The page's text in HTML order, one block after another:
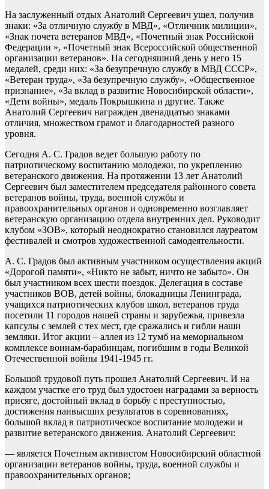
На заслуженный отдых Анатолий Сергеевич ушел, получив
знаки: «За отличную службу в МВД», «Отличник милиции»,
«Знак почета ветеранов МВД», «Почетный знак Российской
Федерации », «Почетный знак Всероссийской общественной
организации ветеранов». На сегодняшний день у него 15
медалей, среди них: «За безупречную службу в МВД СССР»,
«Ветеран труда», «За безупречную службу», «Общественное
признание», «За вклад в развитие Новосибирской области»,
«Дети войны», медаль Покрышкина и другие. Также
Анатолий Сергеевич награжден двенадцатью знаками
отличия, множеством грамот и благодарностей разного
уровня.
Сегодня А. С. Градов ведет большую работу по
патриотическому воспитанию молодежи, по укреплению
ветеранского движения. На протяжении 13 лет Анатолий
Сергеевич был заместителем председателя районного совета
ветеранов войны, труда, военной службы и
правоохранительных органов и одновременно возглавляет
ветеранскую организацию отдела внутренних дел. Руководит
клубом «ЗОВ», который неоднократно становился лауреатом
фестивалей и смотров художественной самодеятельности.
А. С. Градов был активным участником осуществления акций
«Дорогой памяти», «Никто не забыт, ничто не забыто». Он
был участником всех шести поездок. Делегация в составе
участников ВОВ, детей войны, блокадницы Ленинграда,
учащихся патриотических клубов школ, ветеранов труда
посетили 11 городов нашей страны и зарубежья, привезла
капсулы с землей с тех мест, где сражались и гибли наши
земляки. Итог акции – аллея из 12 тумб на мемориальном
комплексе воинам-барабинцам, погибшим в годы Великой
Отечественной войны 1941-1945 гг.
Большой трудовой путь прошел Анатолий Сергеевич. И на
каждом участке его труд был удостоен наградами за верность
присяге, достойный вклад в борьбу с преступностью,
достижения наивысших результатов в соревнованиях,
большой вклад в патриотическое воспитание молодежи и
развитие ветеранского движения. Анатолий Сергеевич:
— является Почетным активистом Новосибирский областной
организации ветеранов войны, труда, военной службы и
правоохранительных органов;